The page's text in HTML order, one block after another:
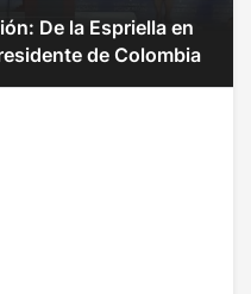
De la Espriella en
de Colombia